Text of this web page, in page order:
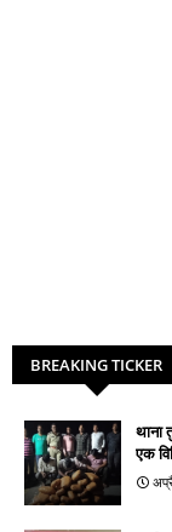
BREAKING TICKER
थाना
एक